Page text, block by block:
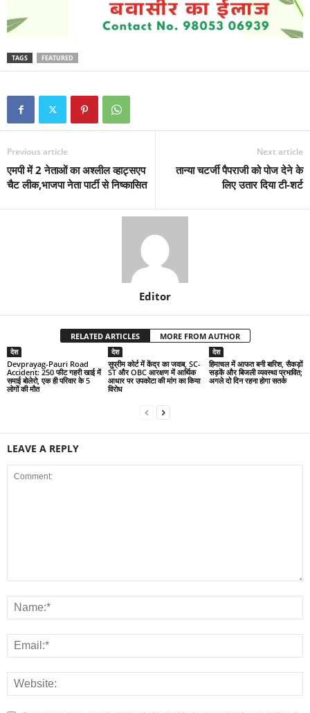
TAGS FEATURED
Previous article
एमपी में 2 नेताओं का अश्लील व्हाट्सएप
चैट लीक,भाजपा नेता पार्टी से निष्कासित
Next article
तान्या चटर्जी पैपराजी को पोज देने के
लिए उतार दिया टी-शर्ट
Editor
RELATED ARTICLES MORE FROM AUTHOR
देश
Devprayag-Pauri Road
Accident: 250 फीट गहरी खाई में
समाई बोलेरो, एक ही परिवार के 5
लोगों की मौत
देश
सुप्रीम कोर्ट में केंद्र का जवाब, SC-
ST और OBC आरक्षण में आर्थिक
आधार पर उपकोटा की मांग का किया
विरोध
देश
हिमाचल में आफत बनी बारिश, सैकड़ों
सड़कें और बिजली व्यवस्था प्रभावित;
अगले दो दिन रहना होगा सतर्क
LEAVE A REPLY